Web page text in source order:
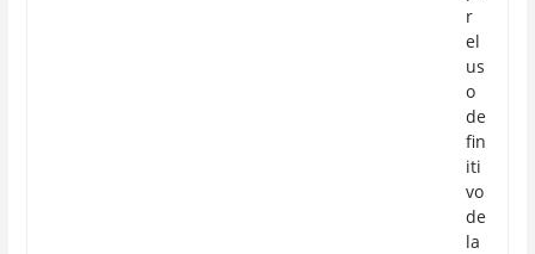
r
el
us
o
de
fin
iti
vo
de
la